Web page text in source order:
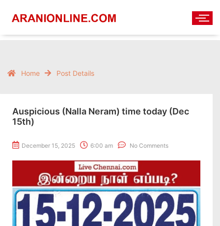
Home Post Details
Auspicious (Nalla Neram) time today (Dec
15th)
December 15, 2025 6:00 am No Comments